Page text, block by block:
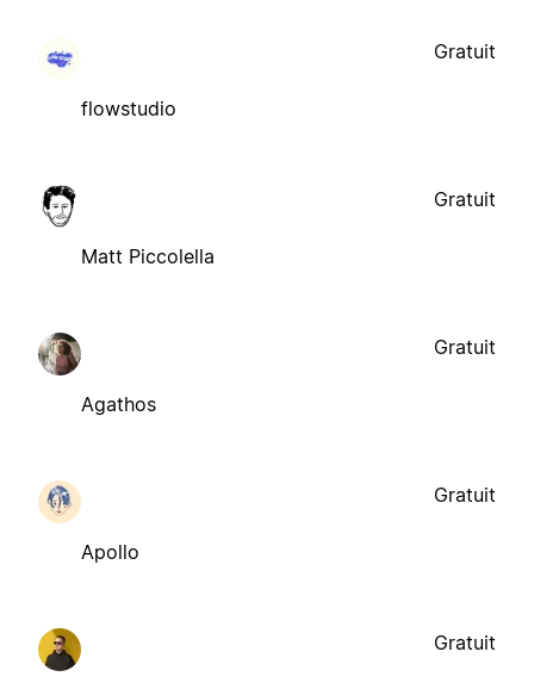
flowstudio
Gratuit
Matt Piccolella
Gratuit
Agathos
Gratuit
Apollo
Gratuit
Gratuit